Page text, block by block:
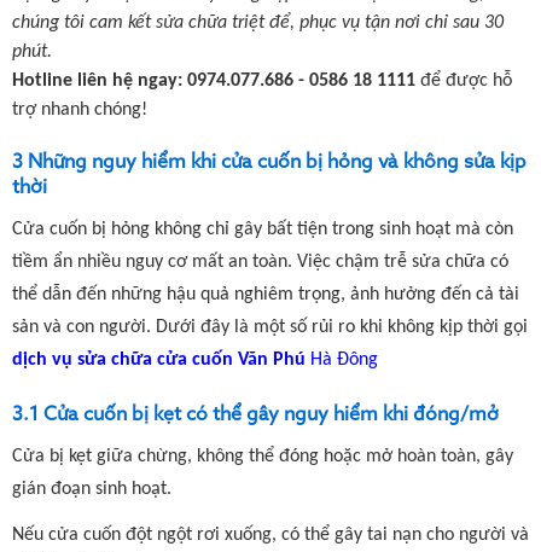
chúng tôi cam kết sửa chữa triệt để, phục vụ tận nơi chỉ sau 30
phút.
Hotline liên hệ ngay: 0974.077.686 - 0586 18 1111 để được hỗ
trợ nhanh chóng!
3 Những nguy hiểm khi cửa cuốn bị hỏng và không sửa kịp
thời
Cửa cuốn bị hỏng không chỉ gây bất tiện trong sinh hoạt mà còn
tiềm ẩn nhiều nguy cơ mất an toàn. Việc chậm trễ sửa chữa có
thể dẫn đến những hậu quả nghiêm trọng, ảnh hưởng đến cả tài
sản và con người. Dưới đây là một số rủi ro khi không kịp thời gọi
dịch vụ sửa chữa cửa cuốn Văn Phú Hà Đông
3.1 Cửa cuốn bị kẹt có thể gây nguy hiểm khi đóng/mở
Cửa bị kẹt giữa chừng, không thể đóng hoặc mở hoàn toàn, gây
gián đoạn sinh hoạt.
Nếu cửa cuốn đột ngột rơi xuống, có thể gây tai nạn cho người và